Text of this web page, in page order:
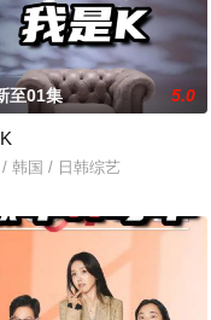
曲对决的新概念音乐节目。
至01集 5.0
/ 韩国 / 日韩综艺